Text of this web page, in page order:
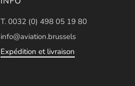
T. 0032 (0) 498 05 19 80
info@aviation.brussels
Expédition et livraison